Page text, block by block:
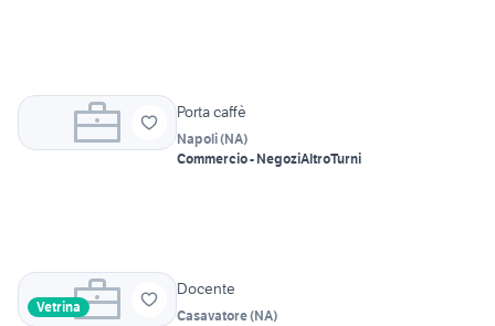
Porta caffè
Napoli(NA)
Commercio - NegoziAltroTurni
Vetrina
Docente
Casavatore(NA)